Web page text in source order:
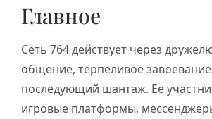
Главное
Сеть 764 действует через
общение, терпеливое
последующий шантаж. Ее
игровые платформы,